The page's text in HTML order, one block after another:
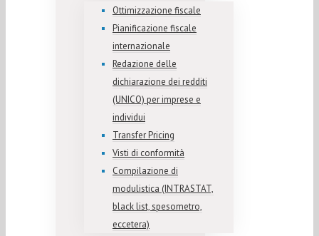
Ottimizzazione fiscale
Pianificazione fiscale
internazionale
Redazione delle
dichiarazione dei redditi
(UNICO) per imprese e
individui
Transfer Pricing
Visti di conformità
Compilazione di
modulistica (INTRASTAT,
black list, spesometro,
eccetera)